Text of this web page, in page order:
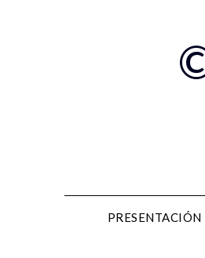
PRESENTACIÓN